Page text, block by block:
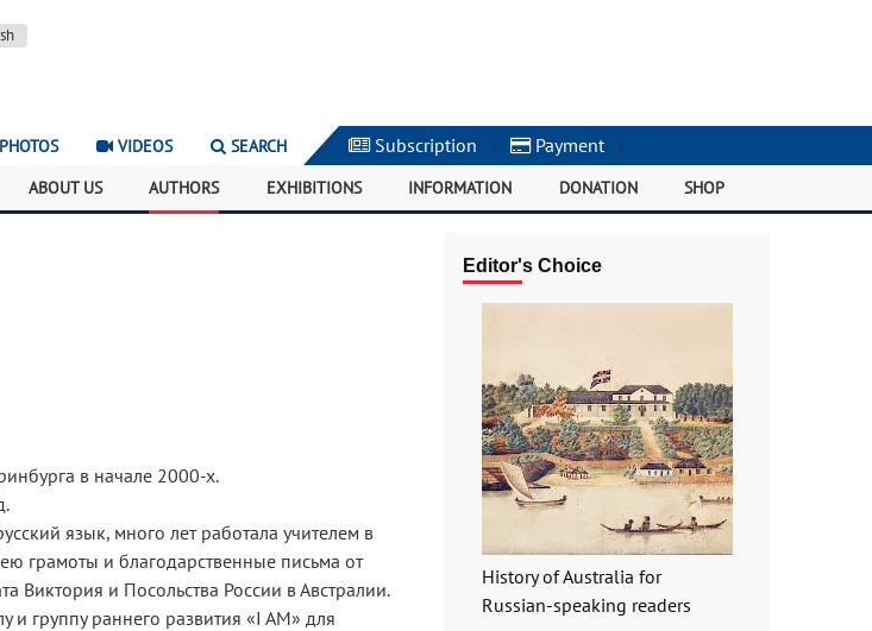
PHOTOS VIDEOS SEARCH Subscription | Payment |
ABOUT US AUTHORS EXHIBITIONS INFORMATION DONATION SHOP
в начале 2000-х.
язык, много лет работала учителем в
грамоты и благодарственные письма от
Виктория и Посольства России в Австралии.
и группу раннего развития «I AM» для
Editor's Choice
History of Australia for
Russian-speaking readers